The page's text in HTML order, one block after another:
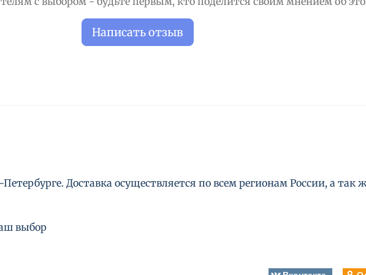
Написать отзыв
Доставка осуществляется по всем регионам России, а так
выбор